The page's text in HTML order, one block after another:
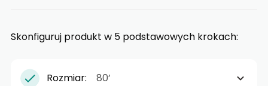
Skonfiguruj produkt w 5 podstawowych krokach:
Rozmiar: 80’